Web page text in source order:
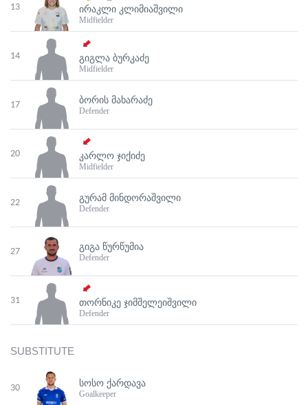
13 ᲘᲠᲐᲙᲚᲘ ᲙᲚᲘᲛᲘᲐᲨᲕᲘᲚᲘ
Midfielder
14 ᲒᲘᲒᲚᲐ ᲑᲣᲠᲙᲐᲫᲔ
Midfielder
17 ᲑᲝᲠᲘᲡ ᲛᲐᲮᲐᲠᲐᲫᲔ
Defender
20 ᲙᲐᲠᲚᲝ ᲯᲘᲥᲘᲫᲔ
Midfielder
22 ᲒᲣᲠᲐᲛ ᲛᲘᲜᲓᲝᲠᲐᲨᲕᲘᲚᲘ
Defender
27 ᲒᲘᲒᲐ ᲬᲣᲠᲬᲣᲛᲘᲐ
Defender
31 ᲗᲝᲠᲜᲘᲙᲔ ᲯᲘᲛᲨᲔᲚᲔᲘᲨᲕᲘᲚᲘ
Defender
SUBSTITUTE
30 ᲡᲝᲡᲝ ᲥᲐᲠᲓᲐᲕᲐ
Goalkeeper